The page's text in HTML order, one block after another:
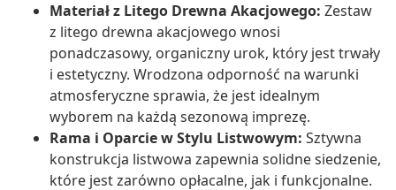
Materiał z Litego Drewna Akacjowego: Zestaw
z litego drewna akacjowego wnosi
ponadczasowy, organiczny urok, który jest trwały
i estetyczny. Wrodzona odporność na warunki
atmosferyczne sprawia, że jest idealnym
wyborem na każdą sezonową imprezę.
Rama i Oparcie w Stylu Listwowym: Sztywna
konstrukcja listwowa zapewnia solidne siedzenie,
które jest zarówno opłacalne, jak i funkcjonalne.